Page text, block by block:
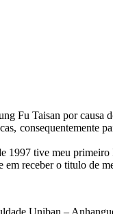
Fu Taisan por causa
consequentemente
1997 tive meu
receber o titulo de
Uniban –